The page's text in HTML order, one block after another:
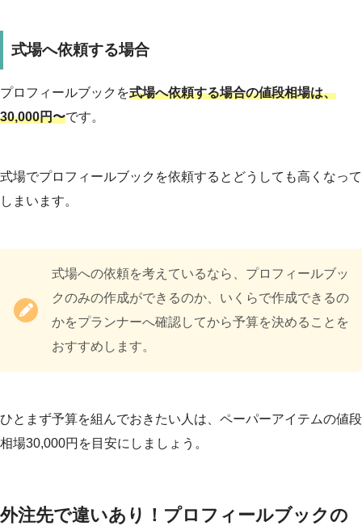
式場へ依頼する場合
プロフィールブックを式場へ依頼する場合の値段相場は、
30,000円〜です。
式場でプロフィールブックを依頼するとどうしても高くなって
しまいます。
式場への依頼を考えているなら、プロフィールブッ
クのみの作成ができるのか、いくらで作成できるの
かをプランナーへ確認してから予算を決めることを
おすすめします。
ひとまず予算を組んでおきたい人は、ペーパーアイテムの値段
相場30,000円を目安にしましょう。
外注先で違いあり！プロフィールブックの